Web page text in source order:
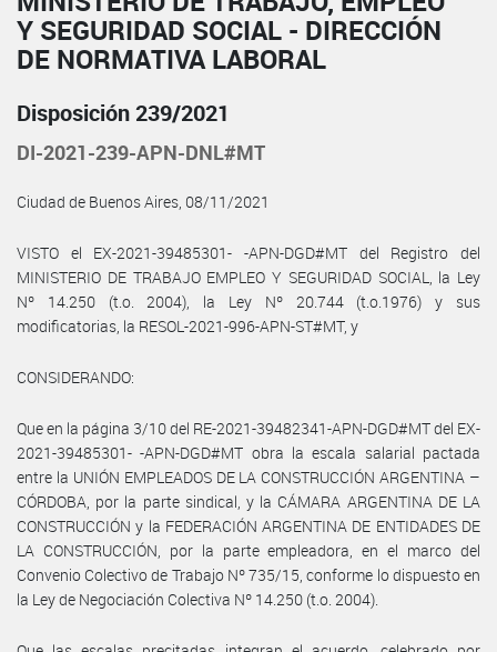
Y SEGURIDAD SOCIAL - DIRECCIÓN
DE NORMATIVA LABORAL
Disposición 239/2021
DI-2021-239-APN-DNL#MT
Ciudad de Buenos Aires, 08/11/2021
VISTO el EX-2021-39485301- -APN-DGD#MT del Registro del
MINISTERIO DE TRABAJO EMPLEO Y SEGURIDAD SOCIAL, la Ley
Nº 14.250 (t.o. 2004), la Ley Nº 20.744 (t.o.1976) y sus
modificatorias, la RESOL-2021-996-APN-ST#MT, y
CONSIDERANDO:
Que en la página 3/10 del RE-2021-39482341-APN-DGD#MT del EX-
2021-39485301- -APN-DGD#MT obra la escala salarial pactada
entre la UNIÓN EMPLEADOS DE LA CONSTRUCCIÓN ARGENTINA –
CÓRDOBA, por la parte sindical, y la CÁMARA ARGENTINA DE LA
CONSTRUCCIÓN y la FEDERACIÓN ARGENTINA DE ENTIDADES DE
LA CONSTRUCCIÓN, por la parte empleadora, en el marco del
Convenio Colectivo de Trabajo Nº 735/15, conforme lo dispuesto en
la Ley de Negociación Colectiva Nº 14.250 (t.o. 2004).